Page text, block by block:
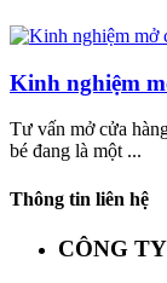
Kinh nghiệm
Tư vấn mở cửa
bé đang là một ...
Thông tin liên hệ
CÔNG